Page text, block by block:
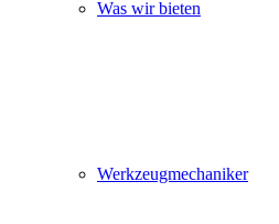
Was wir bieten
Werkzeugmechaniker